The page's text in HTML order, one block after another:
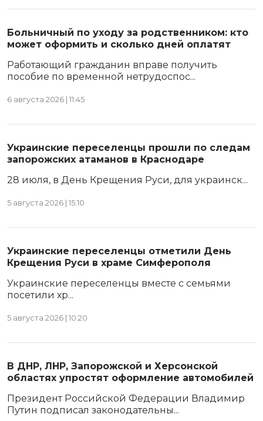
Больничный по уходу за родственником: кто
может оформить и сколько дней оплатят
Работающий гражданин вправе получить
пособие по временной нетрудоспос...
6 августа 2026 | 11:45
Украинские переселенцы прошли по следам
запорожских атаманов в Краснодаре
28 июля, в День Крещения Руси, для украинск...
5 августа 2026 | 15:10
Украинские переселенцы отметили День
Крещения Руси в храме Симферополя
Украинские переселенцы вместе с семьями
посетили хр...
5 августа 2026 | 10:20
В ДНР, ЛНР, Запорожской и Херсонской
областях упростят оформление автомобилей
Президент Российской Федерации Владимир
Путин подписал законодательны...